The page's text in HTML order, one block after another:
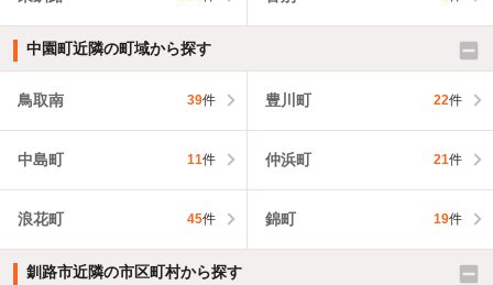
中園町近隣の町域から探す
鳥取南 39件 豊川町 22件
中島町 11件 仲浜町 21件
浪花町 45件 錦町 19件
釧路市近隣の市区町村から探す